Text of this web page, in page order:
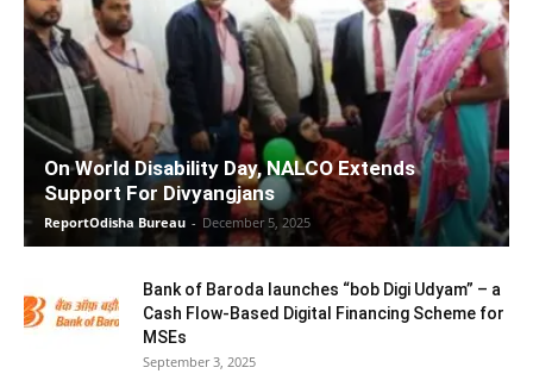
On World Disability Day, NALCO Extends
Support For Divyangjans
ReportOdisha Bureau - December 5, 2025
Bank of Baroda launches “bob Digi Udyam” – a
Cash Flow-Based Digital Financing Scheme for
MSEs
September 3, 2025